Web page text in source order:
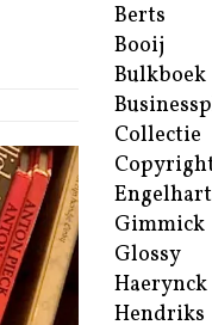
Berts
Booij
Bulkboek
Collectie
Engelhart
Gimmick
Glossy
Haerynck
Hendriks